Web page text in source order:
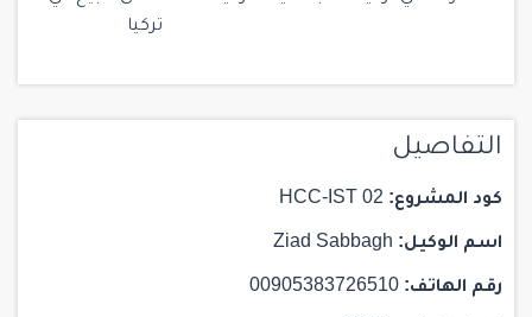
تركيا
التفاصيل
كود المشروع:
اسم الوكيل:
رقم الهاتف: